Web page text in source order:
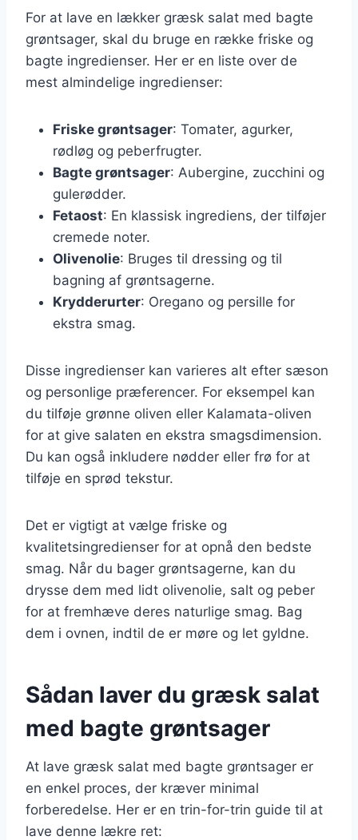
For at lave en lækker græsk salat med bagte
grøntsager, skal du bruge en række friske og
bagte ingredienser. Her er en liste over de
mest almindelige ingredienser:
Friske grøntsager: Tomater, agurker,
rødløg og peberfrugter.
Bagte grøntsager: Aubergine, zucchini og
gulerødder.
Fetaost: En klassisk ingrediens, der tilføjer
cremede noter.
Olivenolie: Bruges til dressing og til
bagning af grøntsagerne.
Krydderurter: Oregano og persille for
ekstra smag.
Disse ingredienser kan varieres alt efter sæson
og personlige præferencer. For eksempel kan
du tilføje grønne oliven eller Kalamata-oliven
for at give salaten en ekstra smagsdimension.
Du kan også inkludere nødder eller frø for at
tilføje en sprød tekstur.
Det er vigtigt at vælge friske og
kvalitetsingredienser for at opnå den bedste
smag. Når du bager grøntsagerne, kan du
drysse dem med lidt olivenolie, salt og peber
for at fremhæve deres naturlige smag. Bag
dem i ovnen, indtil de er møre og let gyldne.
Sådan laver du græsk salat
med bagte grøntsager
At lave græsk salat med bagte grøntsager er
en enkel proces, der kræver minimal
forberedelse. Her er en trin-for-trin guide til at
lave denne lækre ret: